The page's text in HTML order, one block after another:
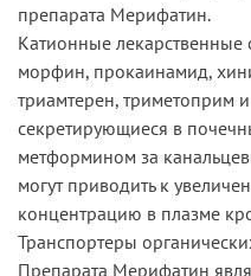
препарата Мерифатин.
Катионные лекарственные
морфин, прокаинамид,
триамтерен, триметоприм
секретирующиеся в
метформином за
могут приводить к
концентрацию в плазме
Транспортеры
Препарата Мерифатин